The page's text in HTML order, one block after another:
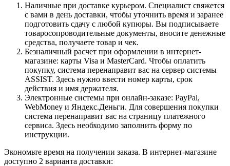
Наличные при доставке курьером. Специалист свяжется
с вами в день доставки, чтобы уточнить время и заранее
подготовить сдачу с любой купюры. Вы подписываете
товаросопроводительные документы, вносите денежные
средства, получаете товар и чек.
Безналичный расчет при оформлении в интернет-
магазине: карты Visa и MasterCard. Чтобы оплатить
покупку, система перенаправит вас на сервер системы
ASSIST. Здесь нужно ввести номер карты, срок
действия и имя держателя.
Электронные системы при онлайн-заказе: PayPal,
WebMoney и Яндекс.Деньги. Для совершения покупки
система перенаправит вас на страницу платежного
сервиса. Здесь необходимо заполнить форму по
инструкции.
Экономьте время на получении заказа. В интернет-магазине
доступно 2 варианта доставки: